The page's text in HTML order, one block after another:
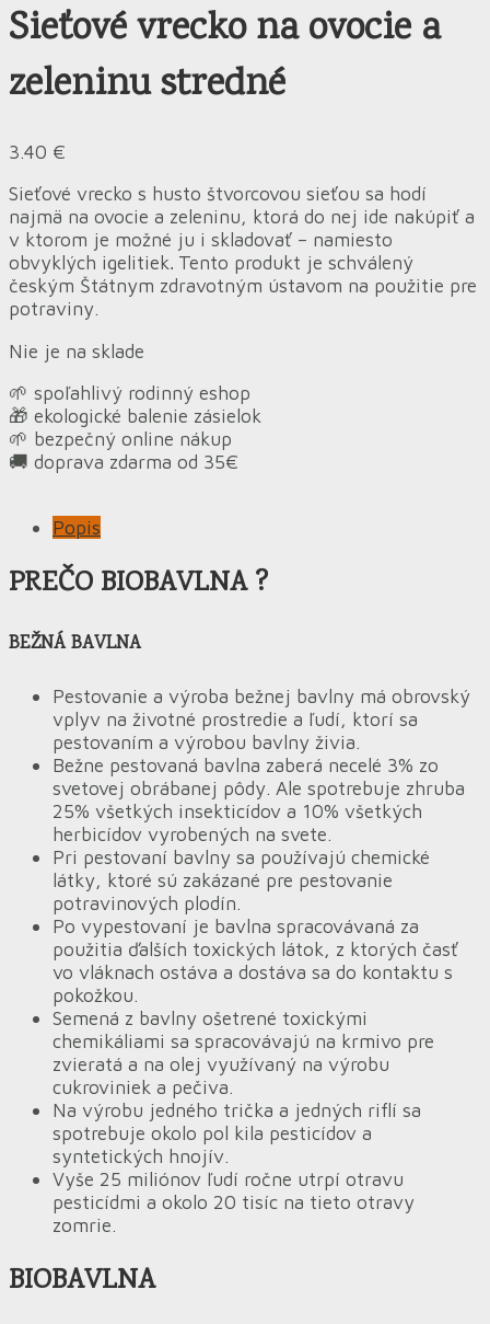
Sieťové vrecko na ovocie a
zeleninu stredné
3.40 €
Sieťové vrecko s husto štvorcovou sieťou sa hodí
najmä na ovocie a zeleninu, ktorá do nej ide nakúpiť a
v ktorom je možné ju i skladovať – namiesto
obvyklých igelitiek. Tento produkt je schválený
českým Štátnym zdravotným ústavom na použitie pre
potraviny.
Nie je na sklade
🌱 spoľahlivý rodinný eshop
🎁 ekologické balenie zásielok
🌱 bezpečný online nákup
🚚 doprava zdarma od 35€
Popis
PREČO BIOBAVLNA ?
BEŽNÁ BAVLNA
Pestovanie a výroba bežnej bavlny má obrovský
vplyv na životné prostredie a ľudí, ktorí sa
pestovaním a výrobou bavlny živia.
Bežne pestovaná bavlna zaberá necelé 3% zo
svetovej obrábanej pôdy. Ale spotrebuje zhruba
25% všetkých insekticídov a 10% všetkých
herbicídov vyrobených na svete.
Pri pestovaní bavlny sa používajú chemické
látky, ktoré sú zakázané pre pestovanie
potravinových plodín.
Po vypestovaní je bavlna spracovávaná za
použitia ďalších toxických látok, z ktorých časť
vo vláknach ostáva a dostáva sa do kontaktu s
pokožkou.
Semená z bavlny ošetrené toxickými
chemikáliami sa spracovávajú na krmivo pre
zvieratá a na olej využívaný na výrobu
cukroviniek a pečiva.
Na výrobu jedného trička a jedných riflí sa
spotrebuje okolo pol kila pesticídov a
syntetických hnojív.
Vyše 25 miliónov ľudí ročne utrpí otravu
pesticídmi a okolo 20 tisíc na tieto otravy
zomrie.
BIOBAVLNA